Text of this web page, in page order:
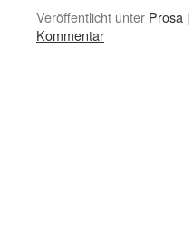
Veröffentlicht unter Prosa |
Kommentar